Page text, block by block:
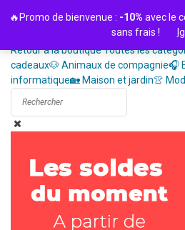
Retour à la boutiqueToutes les
cadeaux🐶 Animaux de compagnie🎧
informatique🏡 Maison et jardin👚
🔥Promo de bienvenue : -10% avec le
sans frais !